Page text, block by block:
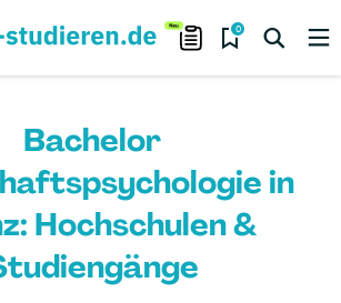
0
Bachelor
in
Hochschulen &